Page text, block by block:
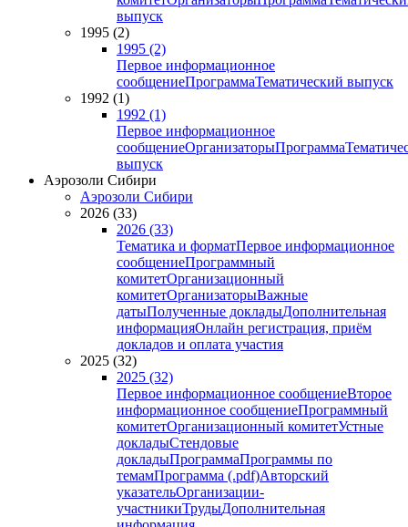
выпуск
1995 (2)
1995 (2)
Первое информационное
сообщениеПрограммаТематический выпуск
1992 (1)
1992 (1)
Первое информационное
сообщениеОрганизаторыПрограмма
выпуск
Аэрозоли Сибири
Аэрозоли Сибири
2026 (33)
2026 (33)
Тематика и форматПервое информационное
сообщениеПрограммный
комитетОрганизационный
комитетОрганизаторыВажные
датыПолученные докладыДополнительная
информацияОнлайн регистрация, приём
докладов и оплата участия
2025 (32)
2025 (32)
Первое информационное сообщениеВторое
информационное сообщениеПрограммный
комитетОрганизационный комитетУстные
докладыСтендовые
докладыПрограммаПрограммы по
темамПрограмма (.pdf)Авторский
указательОрганизации-
участникиТрудыДополнительная